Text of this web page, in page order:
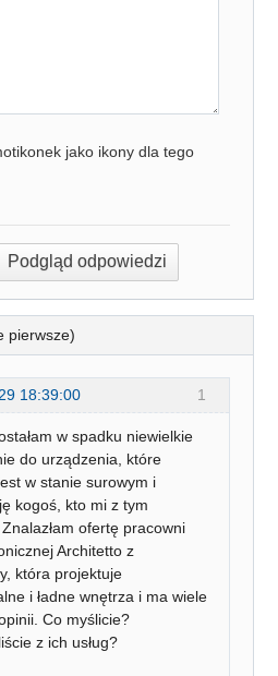
jako ikony dla tego
pierwsze)
1
18:39:00
w spadku niewielkie
do urządzenia, które
w stanie surowym i
kogoś, kto mi z tym
ofertę pracowni
Architetto z
która projektuje
i ładne wnętrza i ma wiele
Co myślicie?
z ich usług?